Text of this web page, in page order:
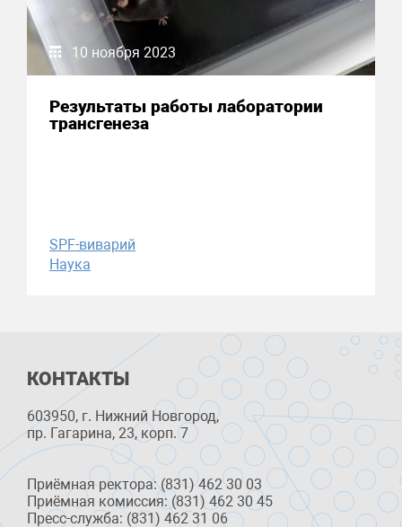
10 ноября 2023
Результаты работы лаборатории
трансгенеза
SPF-виварий
Наука
КОНТАКТЫ
603950, г. Нижний Новгород,
пр. Гагарина, 23, корп. 7
Приёмная ректора: (831) 462 30 03
Приёмная комиссия: (831) 462 30 45
Пресс-служба: (831) 462 31 06